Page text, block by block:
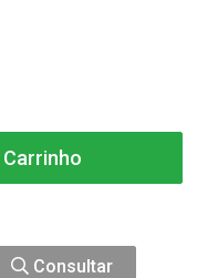
Consultar